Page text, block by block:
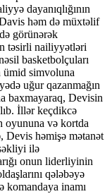
dayanıqlığının
həm də müxtəlif
görünərək
təsirli nailiyyətləri
basketbolçuları
ümid simvoluna
uğur qazanmağın
baxmayaraq, Devisin
İllər keçdikcə
oyununa və kortda
həmişə mətanət
ilə
onun liderliyinin
qələbəyə
komandaya inamı